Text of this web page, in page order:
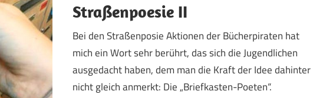
Straßenpoesie II
Bei den Straßenposie Aktionen der Bücherpiraten hat
mich ein Wort sehr berührt, das sich die Jugendlichen
ausgedacht haben, dem man die Kraft der Idee dahinter
nicht gleich anmerkt: Die „Briefkasten-Poeten“.